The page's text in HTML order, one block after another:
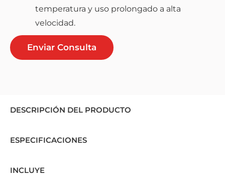
temperatura y uso prolongado a alta
velocidad.
Enviar Consulta
DESCRIPCIÓN DEL PRODUCTO
ESPECIFICACIONES
INCLUYE